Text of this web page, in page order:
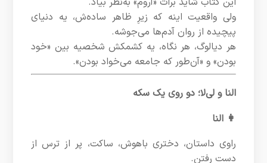
ولی واقعیت اینه که زیرِ ظاهر ساده‌ش، یه دنیای
پیچیده از روان آدم‌ها می‌جوشه.
هر دیالوگ، هر نگاه، یه کشمکش شخصیه بین «خود
بودن» و «آن‌طور که جامعه می‌خواد بودن».
النا و لی‌لا؛ دو روی یک سکه
👩 النا
راوی داستان، دختری باهوش، ساکت، پر از ترس از
دست رفتن.